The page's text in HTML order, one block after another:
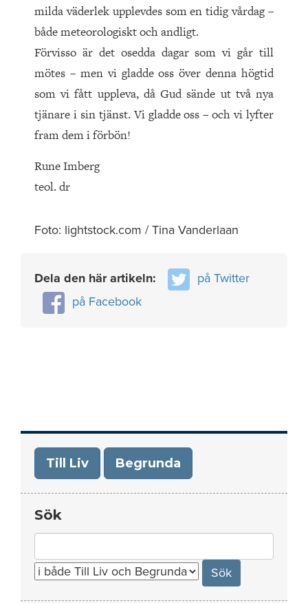
milda väderlek upplevdes som en tidig vårdag –
både meteorologiskt och andligt.
Förvisso är det osedda dagar som vi går till
mötes – men vi gladde oss över denna högtid
som vi fått uppleva, då Gud sände ut två nya
tjänare i sin tjänst. Vi gladde oss – och vi lyfter
fram dem i förbön!
Rune Imberg
teol. dr
Foto: lightstock.com / Tina Vanderlaan
Dela den här artikeln:
på Twitter
på Facebook
Till Liv Begrunda
Sök
for: